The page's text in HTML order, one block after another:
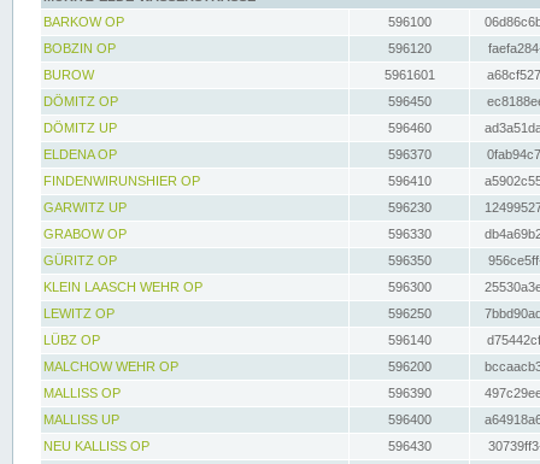
BARKOW OP
596100
BOBZIN OP
596120
BUROW
5961601
DÖMITZ OP
596450
DÖMITZ UP
596460
ELDENA OP
596370
FINDENWIRUNSHIER OP
596410
GARWITZ UP
596230
GRABOW OP
596330
GÜRITZ OP
596350
KLEIN LAASCH WEHR OP
596300
LEWITZ OP
596250
LÜBZ OP
596140
MALCHOW WEHR OP
596200
MALLISS OP
596390
MALLISS UP
596400
NEU KALLISS OP
596430